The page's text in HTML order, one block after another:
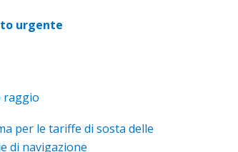
urgente
raggio
per le tariffe di sosta delle
di navigazione